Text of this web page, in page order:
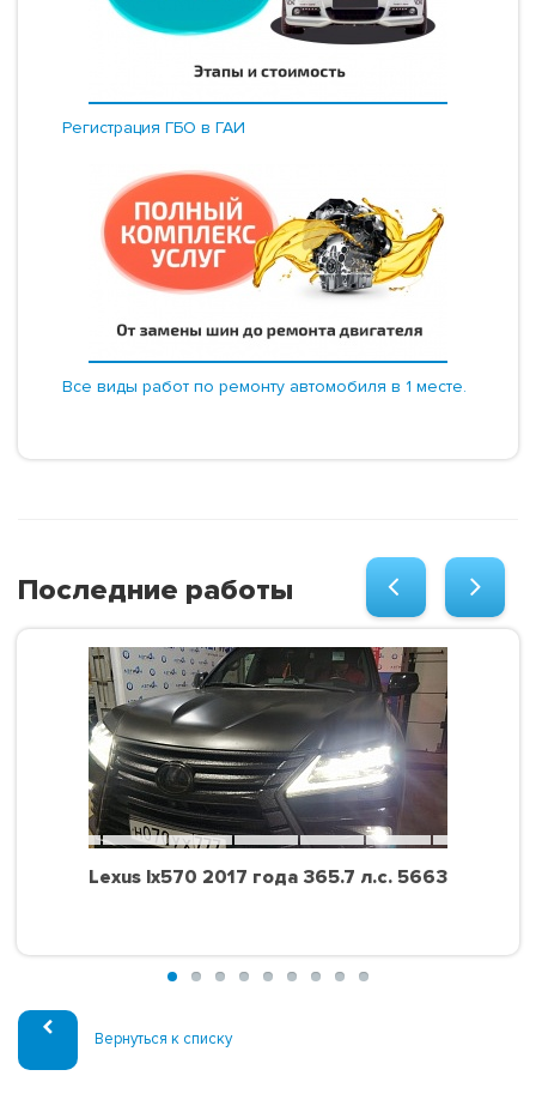
Регистрация ГБО в ГАИ
Все виды работ по ремонту автомобиля в 1 месте.
Последние работы
Lexus lx570 2017 года 365.7 л.с. 5663
Вернуться к списку